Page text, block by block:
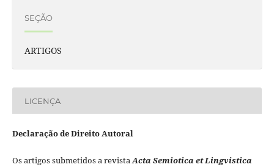
SEÇÃO
ARTIGOS
LICENÇA
Declaração de Direito Autoral
Os artigos submetidos a revistaActa Semiotica et Lingvistica